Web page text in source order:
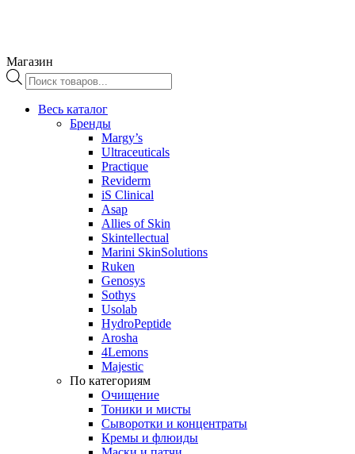
Магазин
Поиск
товаров
Весь каталог
Бренды
Margy’s
Ultraceuticals
Practique
Reviderm
iS Clinical
Asap
Allies of Skin
Skintellectual
Marini SkinSolutions
Ruken
Genosys
Sothys
Usolab
HydroPeptide
Arosha
4Lemons
Majestic
По категориям
Очищение
Тоники и мисты
Сыворотки и концентраты
Кремы и флюиды